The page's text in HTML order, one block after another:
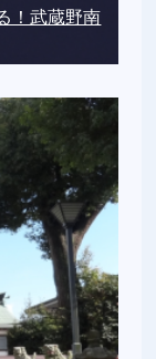
！武蔵野南